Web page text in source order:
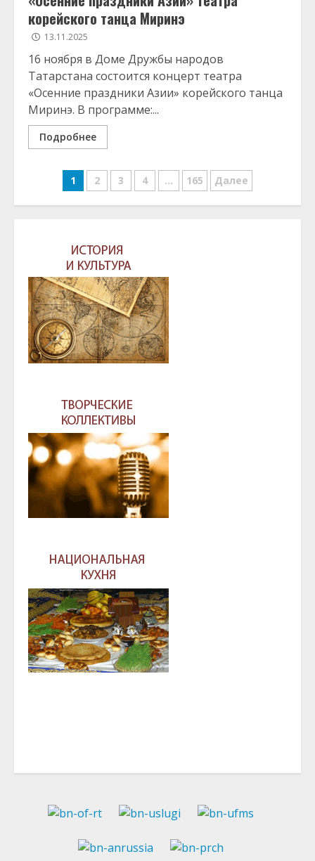
корейского танца Миринэ
13.11.2025
16 ноября в Доме Дружбы народов
Татарстана состоится концерт театра
«Осенние праздники Азии» корейского танца
Миринэ. В программе:...
Подробнее
Навигация
по
записям
1 2 3 4 … 165 Далее